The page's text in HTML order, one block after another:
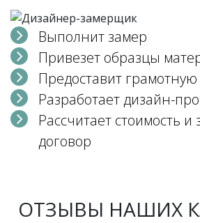
Выполнит замер
Привезет образцы
Предоставит
Разработает дизайн-
Рассчитает стоимость и
договор
ОТЗЫВЫ НАШИХ